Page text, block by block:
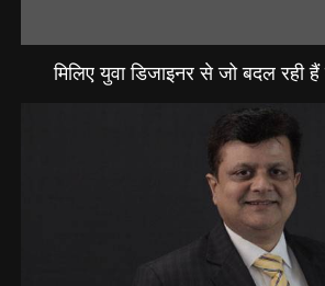
मिलिए युवा डिजाइनर से जो बदल रही